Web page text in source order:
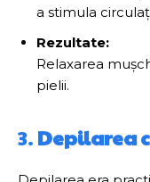
a stimula
Rezultate:
Relaxarea
pielii.
3. Depilarea